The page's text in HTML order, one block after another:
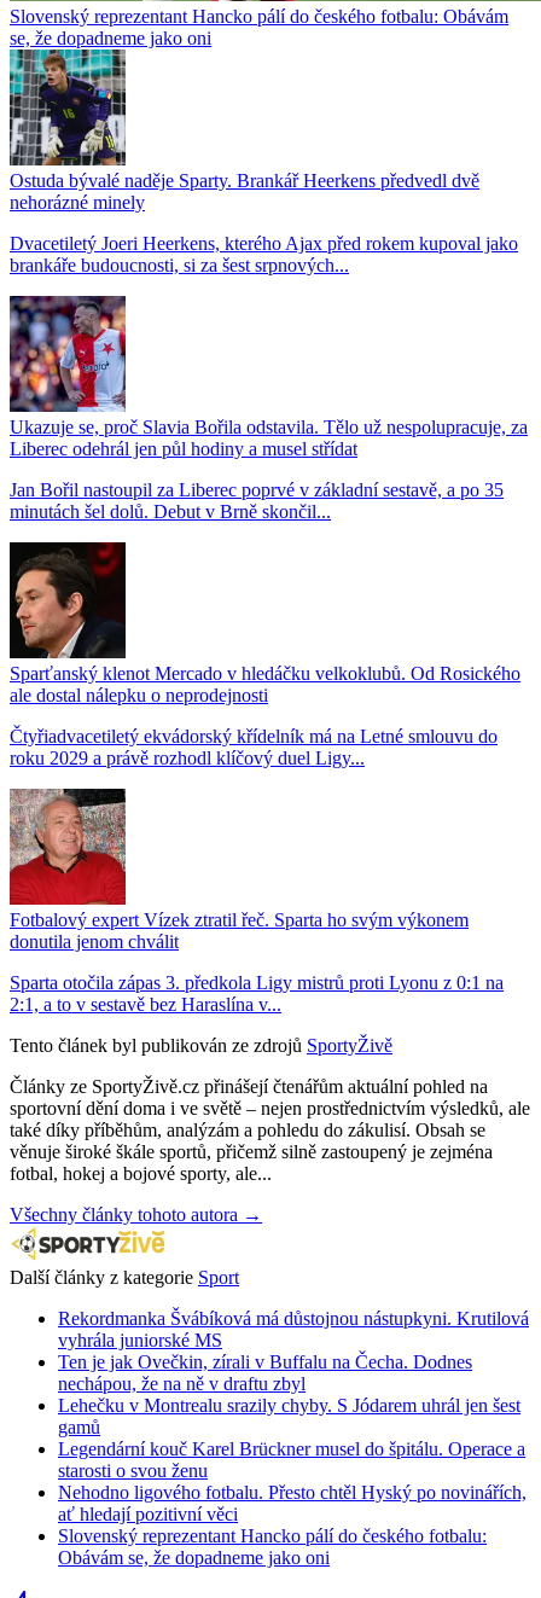
Slovenský reprezentant Hancko pálí do českého fotbalu: Obávám
se, že dopadneme jako oni
Ostuda bývalé naděje Sparty. Brankář Heerkens předvedl dvě
nehorázné minely
Dvacetiletý Joeri Heerkens, kterého Ajax před rokem kupoval jako
brankáře budoucnosti, si za šest srpnových...
Ukazuje se, proč Slavia Bořila odstavila. Tělo už nespolupracuje, za
Liberec odehrál jen půl hodiny a musel střídat
Jan Bořil nastoupil za Liberec poprvé v základní sestavě, a po 35
minutách šel dolů. Debut v Brně skončil...
Sparťanský klenot Mercado v hledáčku velkoklubů. Od Rosického
ale dostal nálepku o neprodejnosti
Čtyřiadvacetiletý ekvádorský křídelník má na Letné smlouvu do
roku 2029 a právě rozhodl klíčový duel Ligy...
Fotbalový expert Vízek ztratil řeč. Sparta ho svým výkonem
donutila jenom chválit
Sparta otočila zápas 3. předkola Ligy mistrů proti Lyonu z 0:1 na
2:1, a to v sestavě bez Haraslína v...
Tento článek byl publikován ze zdrojů SportyŽivě
Články ze SportyŽivě.cz přinášejí čtenářům aktuální pohled na
sportovní dění doma i ve světě – nejen prostřednictvím výsledků, ale
také díky příběhům, analýzám a pohledu do zákulisí. Obsah se
věnuje široké škále sportů, přičemž silně zastoupený je zejména
fotbal, hokej a bojové sporty, ale...
Všechny články tohoto autora →
Další články z kategorie Sport
Rekordmanka Švábíková má důstojnou nástupkyni. Krutilová
vyhrála juniorské MS
Ten je jak Ovečkin, zírali v Buffalu na Čecha. Dodnes
nechápou, že na ně v draftu zbyl
Lehečku v Montrealu srazily chyby. S Jódarem uhrál jen šest
gamů
Legendární kouč Karel Brückner musel do špitálu. Operace a
starosti o svou ženu
Nehodno ligového fotbalu. Přesto chtěl Hyský po novinářích,
ať hledají pozitivní věci
Slovenský reprezentant Hancko pálí do českého fotbalu:
Obávám se, že dopadneme jako oni